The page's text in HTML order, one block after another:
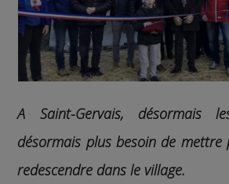
A Saint-Gervais, désormais
désormais plus besoin de
redescendre dans le village.